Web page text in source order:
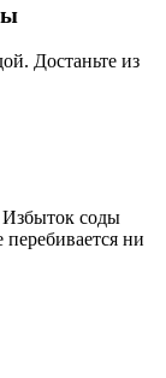
Достаньте из
соды
ни